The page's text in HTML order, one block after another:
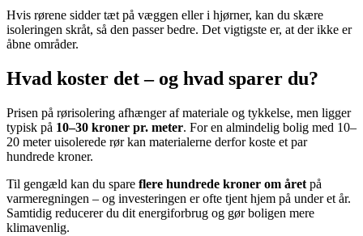
Hvis rørene sidder tæt på væggen eller i hjørner, kan du skære
isoleringen skråt, så den passer bedre. Det vigtigste er, at der ikke er
åbne områder.
Hvad koster det – og hvad sparer du?
Prisen på rørisolering afhænger af materiale og tykkelse, men ligger
typisk på 10–30 kroner pr. meter. For en almindelig bolig med 10–
20 meter uisolerede rør kan materialerne derfor koste et par
hundrede kroner.
Til gengæld kan du spare flere hundrede kroner om året på
varmeregningen – og investeringen er ofte tjent hjem på under et år.
Samtidig reducerer du dit energiforbrug og gør boligen mere
klimavenlig.